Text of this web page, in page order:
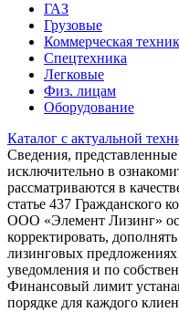
ГАЗ
Грузовые
Коммерческая
Спецтехника
Легковые
Физ. лицам
Оборудование
Каталог с актуальной
Сведения,
исключительно в
рассматриваются в
статье 437 Гражданского
ООО «Элемент Лизинг»
корректировать,
лизинговых предложениях
уведомления и по
Финансовый лимит
порядке для каждого